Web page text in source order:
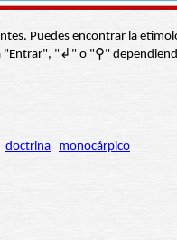
Puedes encontrar la
"Entrar", "↲" o "⚲"
doctrina monocárpico